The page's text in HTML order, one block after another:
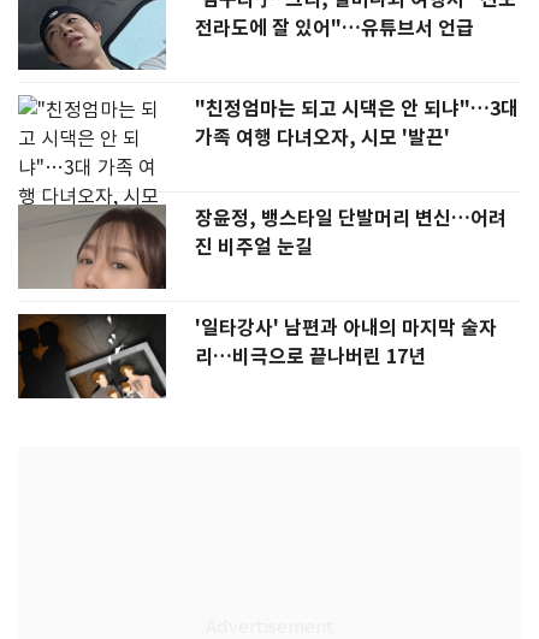
전라도에 잘 있어"…유튜브서 언급
"친정엄마는 되고 시댁은 안 되냐"…3대
가족 여행 다녀오자, 시모 '발끈'
장윤정, 뱅스타일 단발머리 변신…어려
진 비주얼 눈길
'일타강사' 남편과 아내의 마지막 술자
리…비극으로 끝나버린 17년